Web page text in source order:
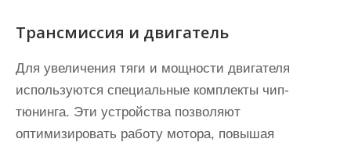
Трансмиссия и двигатель
Для увеличения тяги и мощности двигателя
используются специальные комплекты чип-
тюнинга. Эти устройства позволяют
оптимизировать работу мотора, повышая